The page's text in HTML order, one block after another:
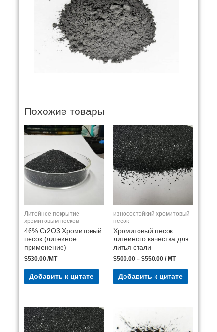
Похожие товары
Литейное покрытие
хромитовым песком
46% Cr2O3 Хромитовый
песок (литейное
применение)
$530.00 /MT
Добавить к цитате
износостойкий хромитовый
песок
Хромитовый песок
литейного качества для
литья стали
$500.00 – $550.00 / MT
Добавить к цитате